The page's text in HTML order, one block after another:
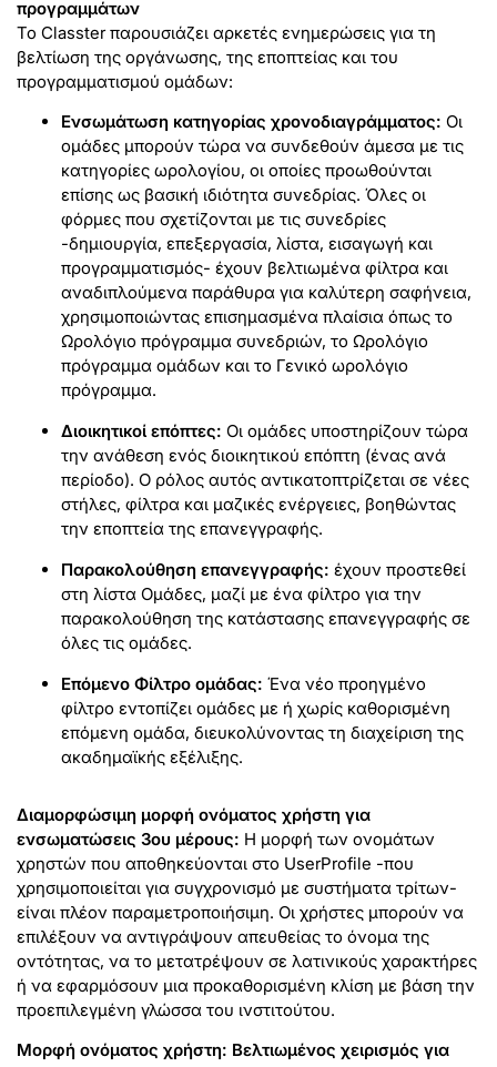
προγραμμάτων
Το Classter παρουσιάζει αρκετές ενημερώσεις για τη
βελτίωση της οργάνωσης, της εποπτείας και του
προγραμματισμού ομάδων:
Ενσωμάτωση κατηγορίας χρονοδιαγράμματος: Οι
ομάδες μπορούν τώρα να συνδεθούν άμεσα με τις
κατηγορίες ωρολογίου, οι οποίες προωθούνται
επίσης ως βασική ιδιότητα συνεδρίας. Όλες οι
φόρμες που σχετίζονται με τις συνεδρίες
-δημιουργία, επεξεργασία, λίστα, εισαγωγή και
προγραμματισμός- έχουν βελτιωμένα φίλτρα και
αναδιπλούμενα παράθυρα για καλύτερη σαφήνεια,
χρησιμοποιώντας επισημασμένα πλαίσια όπως το
Ωρολόγιο πρόγραμμα συνεδριών, το Ωρολόγιο
πρόγραμμα ομάδων και το Γενικό ωρολόγιο
πρόγραμμα.
Διοικητικοί επόπτες: Οι ομάδες υποστηρίζουν τώρα
την ανάθεση ενός διοικητικού επόπτη (ένας ανά
περίοδο). Ο ρόλος αυτός αντικατοπτρίζεται σε νέες
στήλες, φίλτρα και μαζικές ενέργειες, βοηθώντας
την εποπτεία της επανεγγραφής.
Παρακολούθηση επανεγγραφής: έχουν προστεθεί
στη λίστα Ομάδες, μαζί με ένα φίλτρο για την
παρακολούθηση της κατάστασης επανεγγραφής σε
όλες τις ομάδες.
Επόμενο Φίλτρο ομάδας: Ένα νέο προηγμένο
φίλτρο εντοπίζει ομάδες με ή χωρίς καθορισμένη
επόμενη ομάδα, διευκολύνοντας τη διαχείριση της
ακαδημαϊκής εξέλιξης.
Διαμορφώσιμη μορφή ονόματος χρήστη για
ενσωματώσεις 3ου μέρους: Η μορφή των ονομάτων
χρηστών που αποθηκεύονται στο UserProfile -που
χρησιμοποιείται για συγχρονισμό με συστήματα τρίτων-
είναι πλέον παραμετροποιήσιμη. Οι χρήστες μπορούν να
επιλέξουν να αντιγράψουν απευθείας το όνομα της
οντότητας, να το μετατρέψουν σε λατινικούς χαρακτήρες
ή να εφαρμόσουν μια προκαθορισμένη κλίση με βάση την
προεπιλεγμένη γλώσσα του ινστιτούτου.
Μορφή ονόματος χρήστη: Βελτιωμένος χειρισμός για